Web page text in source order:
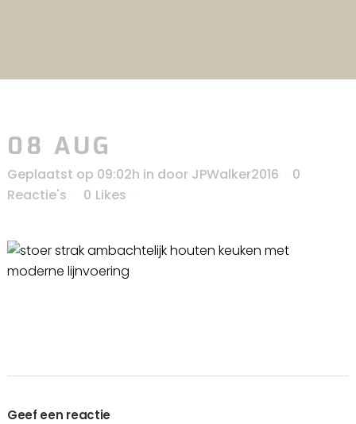
08 AUG
Geplaatst op 09:02h in door JPWalker2016
0
Reactie's
0 Likes
Geef een reactie